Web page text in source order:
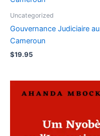
Uncategorized
Gouvernance Judiciaire au
Cameroun
$19.95